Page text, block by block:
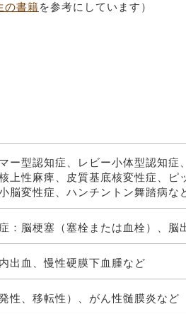
の書籍を参考にしています）
ー型認知症、レビー小体型認知症
上性麻痺、皮質基底核変性症、ピ
脳変性症、ハンチントン舞踏病な
：脳梗塞（塞栓または血栓）、脳
出血、慢性硬膜下血腫など
性、移転性）、がん性髄膜炎など